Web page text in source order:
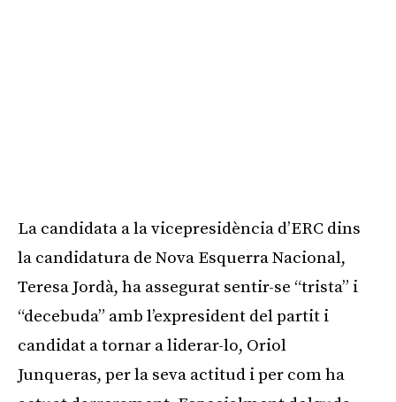
La candidata a la vicepresidència d’ERC dins
la candidatura de Nova Esquerra Nacional,
Teresa Jordà, ha assegurat sentir-se “trista” i
“decebuda” amb l’expresident del partit i
candidat a tornar a liderar-lo, Oriol
Junqueras, per la seva actitud i per com ha